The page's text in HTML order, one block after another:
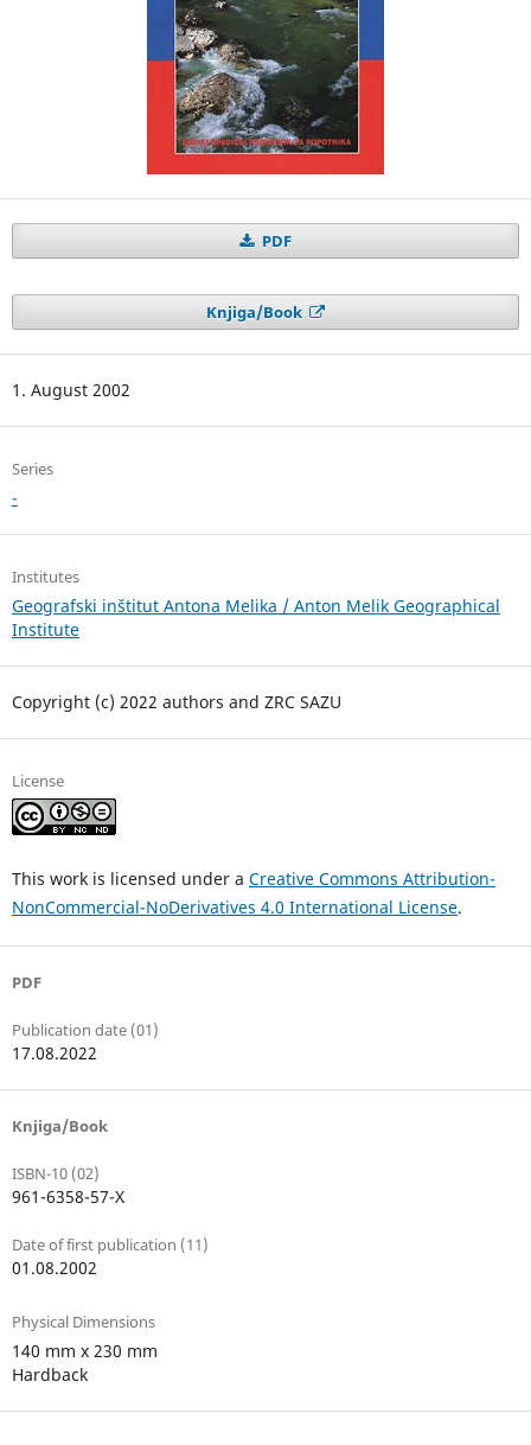
PDF
Knjiga/Book
1. August 2002
Series
-
Institutes
Geografski inštitut Antona Melika / Anton Melik Geographical
Institute
Copyright (c) 2022 authors and ZRC SAZU
License
This work is licensed under a Creative Commons Attribution-
NonCommercial-NoDerivatives 4.0 International License.
PDF
Publication date (01)
17.08.2022
Knjiga/Book
ISBN-10 (02)
961-6358-57-X
Date of first publication (11)
01.08.2002
Physical Dimensions
140 mm x 230 mm
Hardback